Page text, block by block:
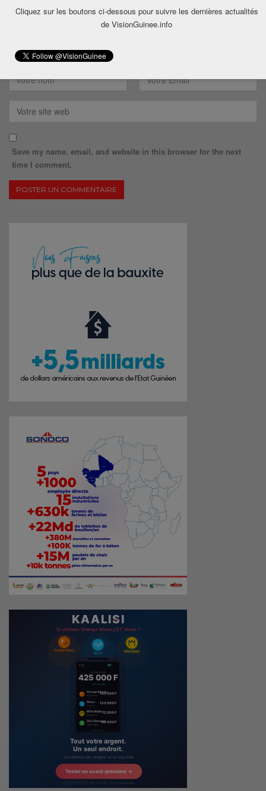
Save my name, email, and website in this browser for the next
time I comment.
Cliquez sur les boutons ci-dessous pour suivre les dernières actualités
de VisionGuinee.info